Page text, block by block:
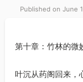
Published on June
第十章：竹林的微
叶沉从药阁回来，